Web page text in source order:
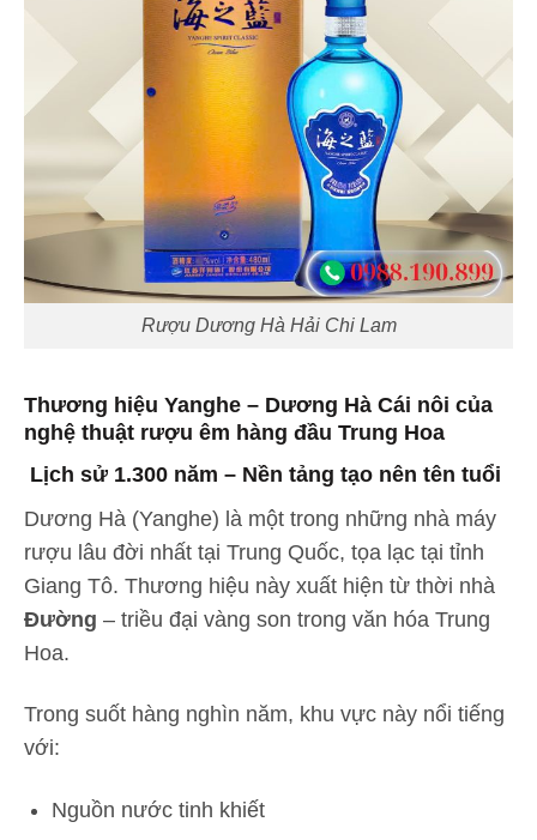
Rượu Dương Hà Hải Chi Lam
Thương hiệu Yanghe – Dương Hà Cái nôi của
nghệ thuật rượu êm hàng đầu Trung Hoa
Lịch sử 1.300 năm – Nền tảng tạo nên tên tuổi
Dương Hà (Yanghe) là một trong những nhà máy
rượu lâu đời nhất tại Trung Quốc, tọa lạc tại tỉnh
Giang Tô. Thương hiệu này xuất hiện từ thời nhà
Đường – triều đại vàng son trong văn hóa Trung
Hoa.
Trong suốt hàng nghìn năm, khu vực này nổi tiếng
với:
Nguồn nước tinh khiết